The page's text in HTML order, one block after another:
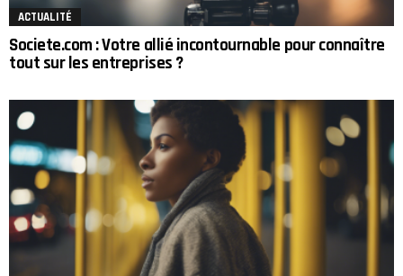
ACTUALITÉ
Societe.com : Votre allié incontournable pour connaître
tout sur les entreprises ?